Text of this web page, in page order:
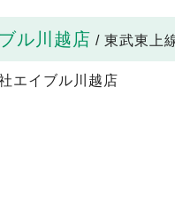
ル川越店 / 東武東上